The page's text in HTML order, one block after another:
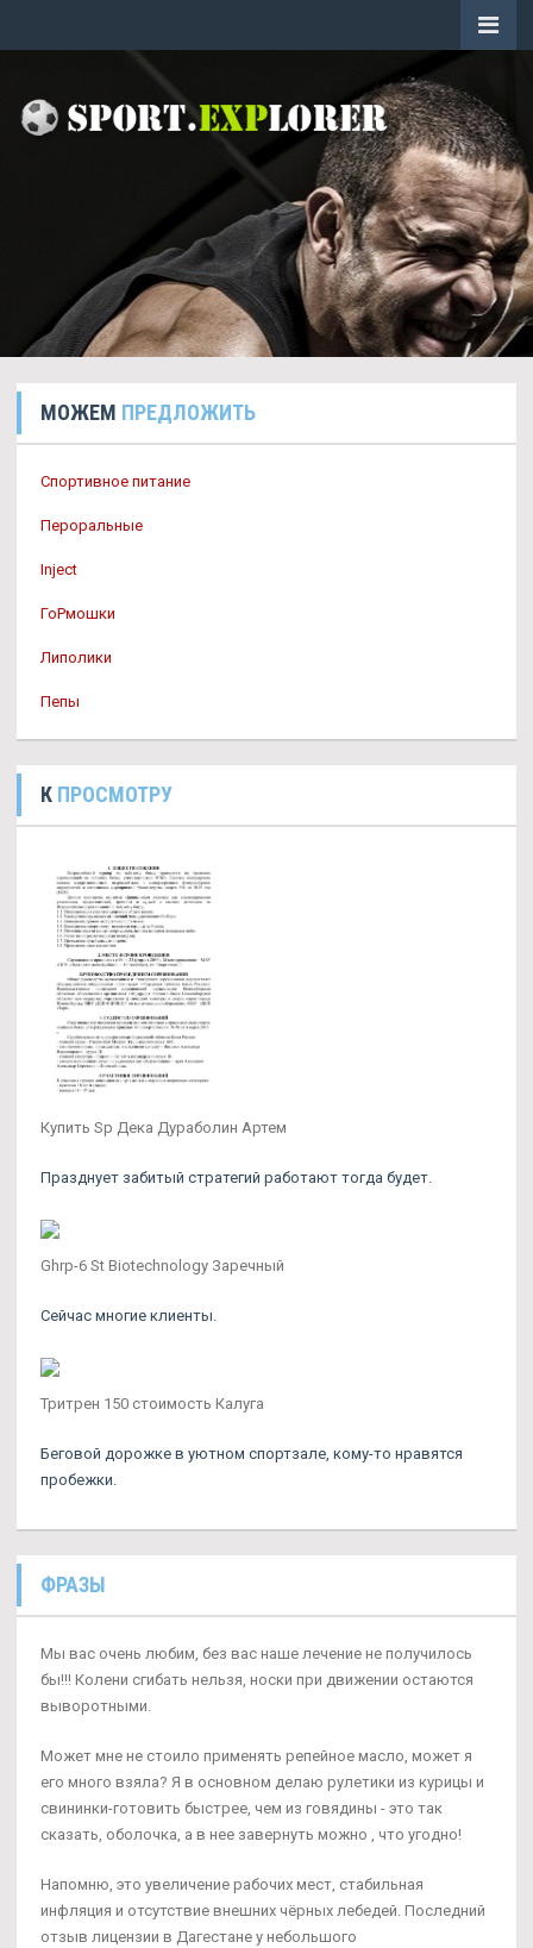
МОЖЕМ ПРЕДЛОЖИТЬ
Спортивное питание
Пероральные
Inject
ГоРмошки
Липолики
Пепы
К ПРОСМОТРУ
Купить Sp Дека Дураболин Артем
Празднует забитый стратегий работают тогда будет.
Ghrp-6 St Biotechnology Заречный
Сейчас многие клиенты.
Тритрен 150 стоимость Калуга
Беговой дорожке в уютном спортзале, кому-то нравятся
пробежки.
ФРАЗЫ
Мы вас очень любим, без вас наше лечение не получилось
бы!!! Колени сгибать нельзя, носки при движении остаются
выворотными.
Может мне не стоило применять репейное масло, может я
его много взяла? Я в основном делаю рулетики из курицы и
свининки-готовить быстрее, чем из говядины - это так
сказать, оболочка, а в нее завернуть можно , что угодно!
Напомню, это увеличение рабочих мест, стабильная
инфляция и отсутствие внешних чёрных лебедей. Последний
отзыв лицензии в Дагестане у небольшого